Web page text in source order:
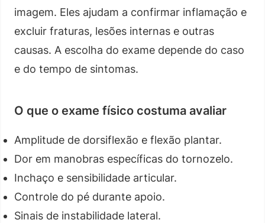
imagem. Eles ajudam a confirmar inflamação e
excluir fraturas, lesões internas e outras
causas. A escolha do exame depende do caso
e do tempo de sintomas.
O que o exame físico costuma avaliar
Amplitude de dorsiflexão e flexão plantar.
Dor em manobras específicas do tornozelo.
Inchaço e sensibilidade articular.
Controle do pé durante apoio.
Sinais de instabilidade lateral.